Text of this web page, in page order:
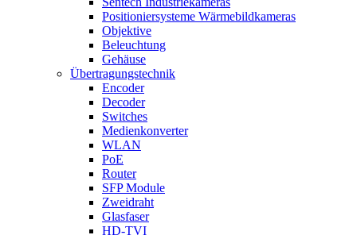
Positioniersysteme Wärmebildkameras
Objektive
Beleuchtung
Gehäuse
Übertragungstechnik
Encoder
Decoder
Switches
Medienkonverter
WLAN
PoE
Router
SFP Module
Zweidraht
Glasfaser
HD-TVI